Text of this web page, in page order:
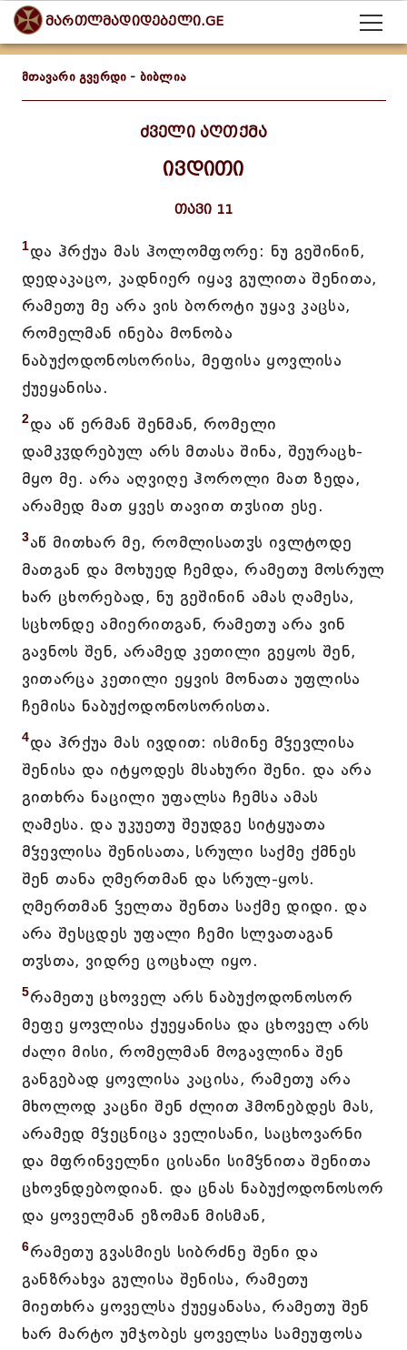
მართლმადიდებელი.GE
მთავარი გვერდი - ბიბლია
ძველი აღთქმა
ივდითი
თავი 11
1და ჰრქუა მას ჰოლომფორე: ნუ გეშინინ,
დედაკაცო, კადნიერ იყავ გულითა შენითა,
რამეთუ მე არა ვის ბოროტი უყავ კაცსა,
რომელმან ინება მონობა
ნაბუქოდონოსორისა, მეფისა ყოვლისა
ქუეყანისა.
2და აწ ერმან შენმან, რომელი
დამკჳდრებულ არს მთასა შინა, შეურაცხ-
მყო მე. არა აღვიღე ჰოროლი მათ ზედა,
არამედ მათ ყვეს თავით თჳსით ესე.
3აწ მითხარ მე, რომლისათჳს ივლტოდე
მათგან და მოხუედ ჩემდა, რამეთუ მოსრულ
ხარ ცხორებად, ნუ გეშინინ ამას ღამესა,
სცხონდე ამიერითგან, რამეთუ არა ვინ
გავნოს შენ, არამედ კეთილი გეყოს შენ,
ვითარცა კეთილი ეყვის მონათა უფლისა
ჩემისა ნაბუქოდონოსორისთა.
4და ჰრქუა მას ივდით: ისმინე მჴევლისა
შენისა და იტყოდეს მსახური შენი. და არა
გითხრა ნაცილი უფალსა ჩემსა ამას
ღამესა. და უკუეთუ შეუდგე სიტყუათა
მჴევლისა შენისათა, სრული საქმე ქმნეს
შენ თანა ღმერთმან და სრულ-ყოს.
ღმერთმან ჴელთა შენთა საქმე დიდი. და
არა შესცდეს უფალი ჩემი სლვათაგან
თჳსთა, ვიდრე ცოცხალ იყო.
5რამეთუ ცხოველ არს ნაბუქოდონოსორ
მეფე ყოვლისა ქუეყანისა და ცხოველ არს
ძალი მისი, რომელმან მოგავლინა შენ
განგებად ყოვლისა კაცისა, რამეთუ არა
მხოლოდ კაცნი შენ ძლით ჰმონებდეს მას,
არამედ მჴეცნიცა ველისანი, საცხოვარნი
და მფრინველნი ცისანი სიმჴნითა შენითა
ცხოვნდებოდიან. და ცნას ნაბუქოდონოსორ
და ყოველმან ეზომან მისმან,
6რამეთუ გვასმიეს სიბრძნე შენი და
განზრახვა გულისა შენისა, რამეთუ
მიეთხრა ყოველსა ქუეყანასა, რამეთუ შენ
ხარ მარტო უმჯობეს ყოველსა სამეუფოსა